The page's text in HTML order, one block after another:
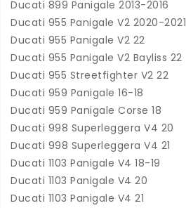
Ducati 899 Panigale 2013-2016
Ducati 955 Panigale V2 2020-2021
Ducati 955 Panigale V2 22
Ducati 955 Panigale V2 Bayliss 22
Ducati 955 Streetfighter V2 22
Ducati 959 Panigale 16-18
Ducati 959 Panigale Corse 18
Ducati 998 Superleggera V4 20
Ducati 998 Superleggera V4 21
Ducati 1103 Panigale V4 18-19
Ducati 1103 Panigale V4 20
Ducati 1103 Panigale V4 21